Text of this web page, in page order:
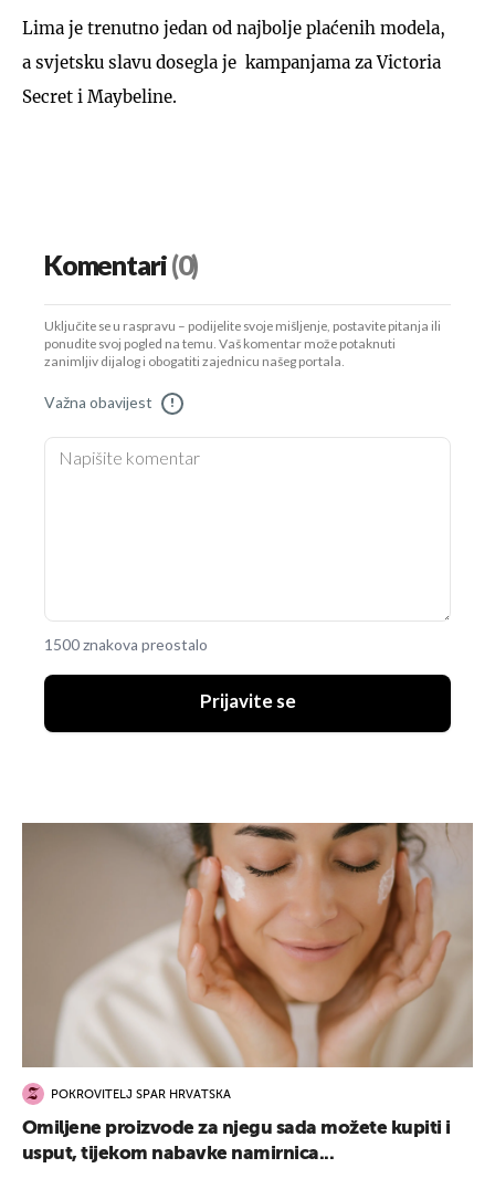
Lima je trenutno jedan od najbolje plaćenih modela,
a svjetsku slavu dosegla je kampanjama za Victoria
Secret i Maybeline.
Komentari(0)
Uključite se u raspravu – podijelite svoje mišljenje, postavite pitanja ili
ponudite svoj pogled na temu. Vaš komentar može potaknuti
zanimljiv dijalog i obogatiti zajednicu našeg portala.
Važna obavijest !
1500 znakova preostalo
Prijavite se
POKROVITELJ SPAR HRVATSKA
Omiljene proizvode za njegu sada možete kupiti i
usput, tijekom nabavke namirnica...